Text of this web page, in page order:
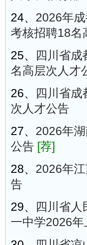
24、 2026年
考核招聘18名
25、
四川省
名高层次人才
26、
四川省
次人才公告
27、 2026年
公告 [荐]
28、 2026年
告
29、
四川省
一中学2026